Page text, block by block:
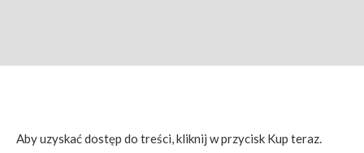
Aby uzyskać dostęp do treści, kliknij w przycisk Kup teraz.